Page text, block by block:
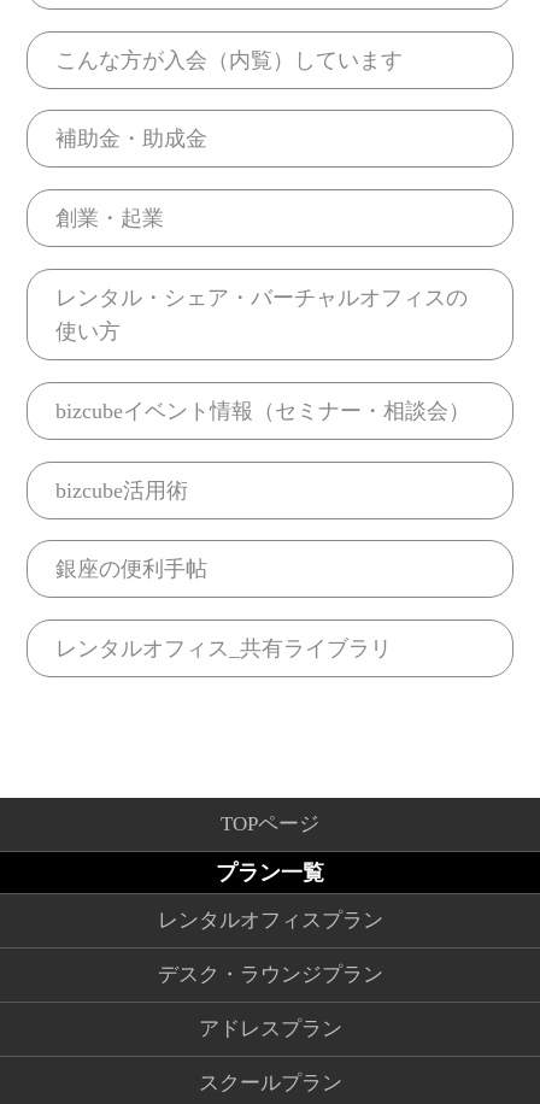
こんな方が入会（内覧）しています
補助金・助成金
創業・起業
レンタル・シェア・バーチャルオフィスの
使い方
bizcubeイベント情報（セミナー・相談会）
bizcube活用術
銀座の便利手帖
レンタルオフィス_共有ライブラリ
TOPページ
プラン一覧
レンタルオフィスプラン
デスク・ラウンジプラン
アドレスプラン
スクールプラン